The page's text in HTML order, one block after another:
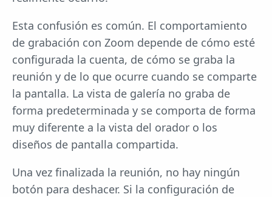
Esta confusión es común. El comportamiento
de grabación con Zoom depende de cómo esté
configurada la cuenta, de cómo se graba la
reunión y de lo que ocurre cuando se comparte
la pantalla. La vista de galería no graba de
forma predeterminada y se comporta de forma
muy diferente a la vista del orador o los
diseños de pantalla compartida.
Una vez finalizada la reunión, no hay ningún
botón para deshacer. Si la configuración de